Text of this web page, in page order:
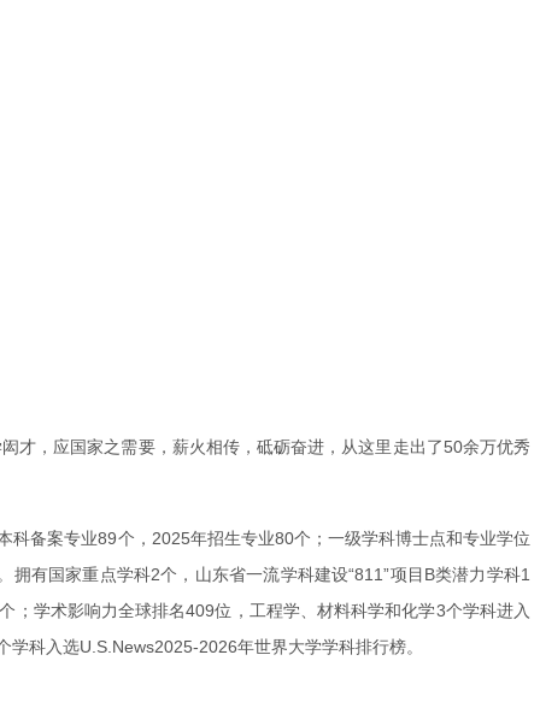
才，应国家之需要，薪火相传，砥砺奋进，从这里走出了50余万优秀
备案专业89个，2025年招生专业80个；一级学科博士点和专业学位
有国家重点学科2个，山东省一流学科建设“811”项目B类潜力学科1
学术影响力全球排名409位，工程学、材料科学和化学3个学科进入
科入选U.S.News2025-2026年世界大学学科排行榜。